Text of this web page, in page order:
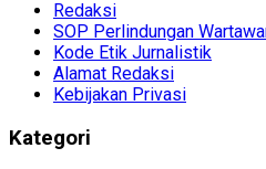
Redaksi
SOP Perlindungan
Kode Etik Jurnalistik
Alamat Redaksi
Kebijakan Privasi
Kategori